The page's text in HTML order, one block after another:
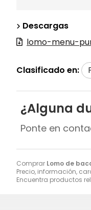
Comprar Lomo de
Precio, información,
Encuentra productos
Descargas
lomo-menu-
Clasificado en:
¿Alguna
Ponte en